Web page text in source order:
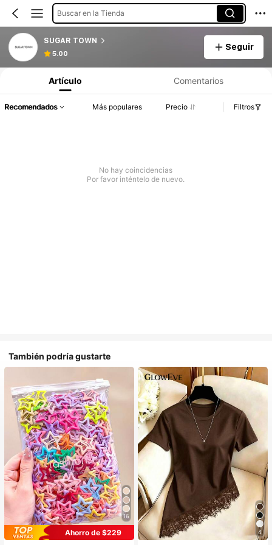
Buscar en la Tienda
SUGAR TOWN
5.00
Seguir
Artículo Comentarios
Recomendados Más populares Precio Filtros
No hay coincidencias
Por favor inténtelo de nuevo.
También podría gustarte
16
Ahorro de $229
4